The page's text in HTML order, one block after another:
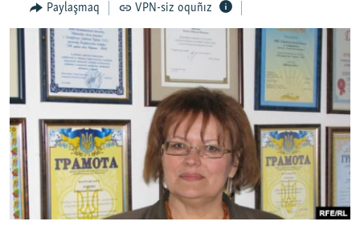
VİDEO
SÜRET
BLOGLAR
FİKİR
Русский
Українською
QOŞULIÑIZ!
Paylaşmaq VPN-siz oquñız